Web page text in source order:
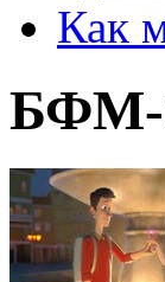
Как
БФМ-